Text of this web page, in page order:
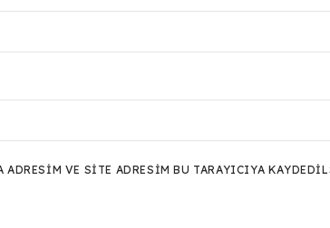
VE SITE ADRESIM BU TARAYICIYA